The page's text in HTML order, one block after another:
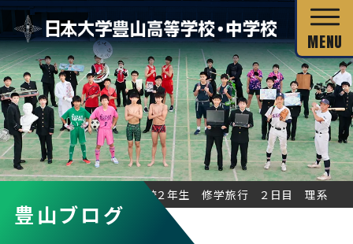
校長あいさつ
教育目標
独自の教育システム
豊山ブログ
高校２年生 修学旅行 ２日目 理系